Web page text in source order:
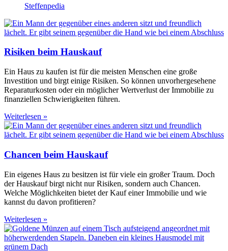
Steffenpedia
Risiken beim Hauskauf
Ein Haus zu kaufen ist für die meisten Menschen eine große
Investition und birgt einige Risiken. So können unvorhergesehene
Reparaturkosten oder ein möglicher Wertverlust der Immobilie zu
finanziellen Schwierigkeiten führen.
Weiterlesen »
Chancen beim Hauskauf
Ein eigenes Haus zu besitzen ist für viele ein großer Traum. Doch
der Hauskauf birgt nicht nur Risiken, sondern auch Chancen.
Welche Möglichkeiten bietet der Kauf einer Immobilie und wie
kannst du davon profitieren?
Weiterlesen »